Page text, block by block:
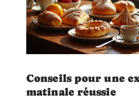
Conseils pour une
matinale réussie